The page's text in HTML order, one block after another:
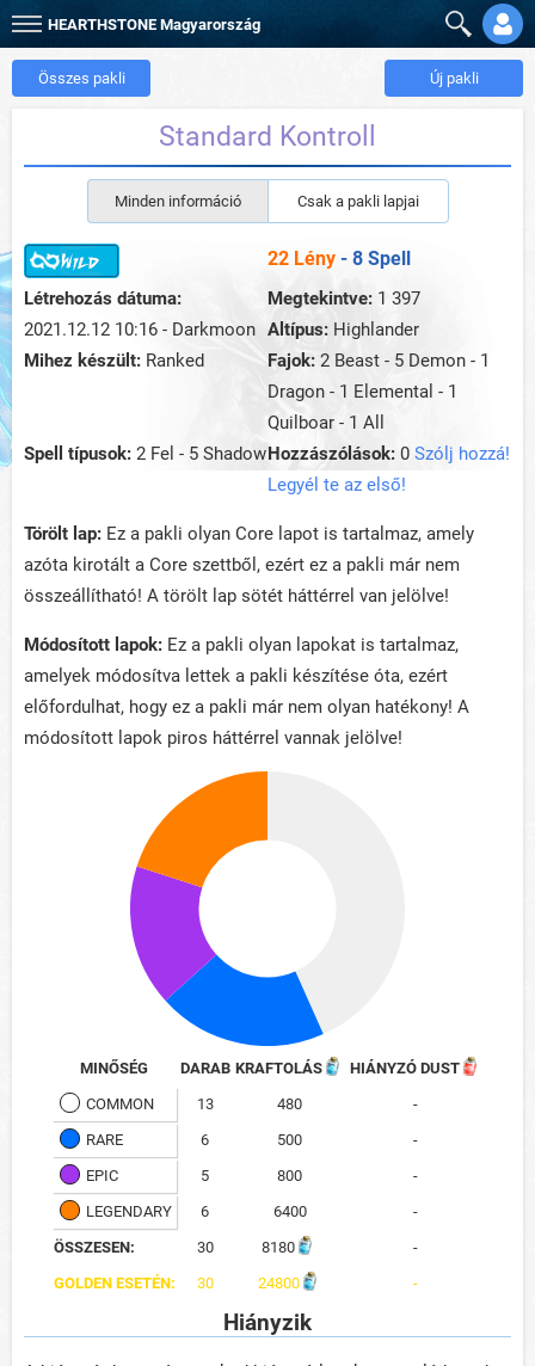
HEARTHSTONE Magyarország
Összes pakli Új pakli
Standard Kontroll
Minden információ Csak a pakli lapjai
22 Lény - 8 Spell
Létrehozás dátuma:
2021.12.12 10:16 - Darkmoon
Megtekintve: 1 397
Altípus: Highlander
Mihez készült: Ranked Fajok: 2 Beast - 5 Demon - 1
Dragon - 1 Elemental - 1
Quilboar - 1 All
Spell típusok: 2 Fel - 5 ShadowHozzászólások: 0 Szólj hozzá!
Legyél te az első!
Törölt lap: Ez a pakli olyan Core lapot is tartalmaz, amely
azóta kirotált a Core szettből, ezért ez a pakli már nem
összeállítható! A törölt lap sötét háttérrel van jelölve!
Módosított lapok: Ez a pakli olyan lapokat is tartalmaz,
amelyek módosítva lettek a pakli készítése óta, ezért
előfordulhat, hogy ez a pakli már nem olyan hatékony! A
módosított lapok piros háttérrel vannak jelölve!
MINŐSÉG DARAB KRAFTOLÁS
HIÁNYZÓ DUST
COMMON
13 480
-
RARE
6 500
-
EPIC
5 800
-
LEGENDARY
6 6400
-
ÖSSZESEN:
30 8180
-
GOLDEN ESETÉN:
30 24800 -
Hiányzik